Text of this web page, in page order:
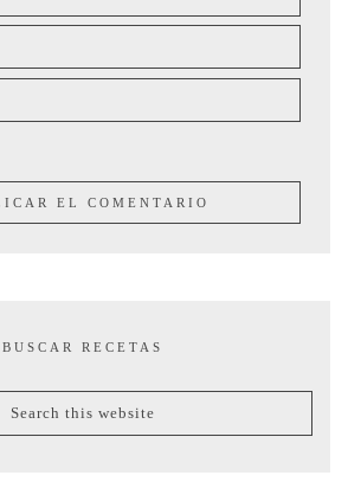
BUSCAR RECETAS